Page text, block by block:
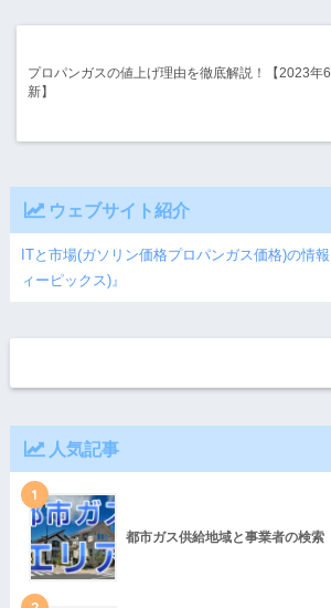
プロパンガスの値上げ理由を徹底解説！【2023年
新】
ウェブサイト紹介
ITと市場(ガソリン価格プロパンガス価格)の情
ィーピックス)』
人気記事
1
都市ガス供給地域と事業者の検索